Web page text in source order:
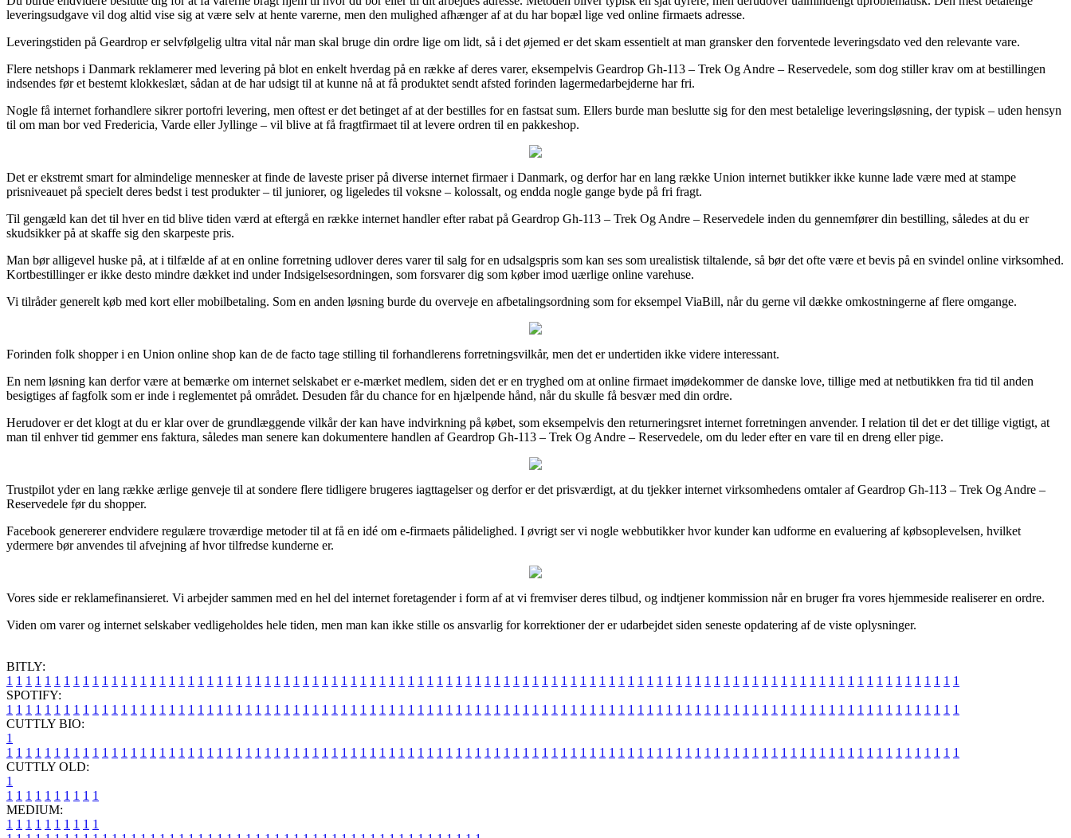
leveringsudgave vil dog altid vise sig at være selv at hente varerne, men den mulighed afhænger af at du har bopæl lige ved online firmaets adresse.
Leveringstiden på Geardrop er selvfølgelig ultra vital når man skal bruge din ordre lige om lidt, så i det øjemed er det skam essentielt at man gransker den forventede leveringsdato ved den relevante vare.
Flere netshops i Danmark reklamerer med levering på blot en enkelt hverdag på en række af deres varer, eksempelvis Geardrop Gh-113 – Trek Og Andre – Reservedele, som dog stiller krav om at bestillingen
indsendes før et bestemt klokkeslæt, sådan at de har udsigt til at kunne nå at få produktet sendt afsted forinden lagermedarbejderne har fri.
Nogle få internet forhandlere sikrer portofri levering, men oftest er det betinget af at der bestilles for en fastsat sum. Ellers burde man beslutte sig for den mest betalelige leveringsløsning, der typisk – uden hensyn
til om man bor ved Fredericia, Varde eller Jyllinge – vil blive at få fragtfirmaet til at levere ordren til en pakkeshop.
Det er ekstremt smart for almindelige mennesker at finde de laveste priser på diverse internet firmaer i Danmark, og derfor har en lang række Union internet butikker ikke kunne lade være med at stampe
prisniveauet på specielt deres bedst i test produkter – til juniorer, og ligeledes til voksne – kolossalt, og endda nogle gange byde på fri fragt.
Til gengæld kan det til hver en tid blive tiden værd at eftergå en række internet handler efter rabat på Geardrop Gh-113 – Trek Og Andre – Reservedele inden du gennemfører din bestilling, således at du er
skudsikker på at skaffe sig den skarpeste pris.
Man bør alligevel huske på, at i tilfælde af at en online forretning udlover deres varer til salg for en udsalgspris som kan ses som urealistisk tiltalende, så bør det ofte være et bevis på en svindel online virksomhed.
Kortbestillinger er ikke desto mindre dækket ind under Indsigelsesordningen, som forsvarer dig som køber imod uærlige online varehuse.
Vi tilråder generelt køb med kort eller mobilbetaling. Som en anden løsning burde du overveje en afbetalingsordning som for eksempel ViaBill, når du gerne vil dække omkostningerne af flere omgange.
Forinden folk shopper i en Union online shop kan de de facto tage stilling til forhandlerens forretningsvilkår, men det er undertiden ikke videre interessant.
En nem løsning kan derfor være at bemærke om internet selskabet er e-mærket medlem, siden det er en tryghed om at online firmaet imødekommer de danske love, tillige med at netbutikken fra tid til anden
besigtiges af fagfolk som er inde i reglementet på området. Desuden får du chance for en hjælpende hånd, når du skulle få besvær med din ordre.
Herudover er det klogt at du er klar over de grundlæggende vilkår der kan have indvirkning på købet, som eksempelvis den returneringsret internet forretningen anvender. I relation til det er det tillige vigtigt, at
man til enhver tid gemmer ens faktura, således man senere kan dokumentere handlen af Geardrop Gh-113 – Trek Og Andre – Reservedele, om du leder efter en vare til en dreng eller pige.
Trustpilot yder en lang række ærlige genveje til at sondere flere tidligere brugeres iagttagelser og derfor er det prisværdigt, at du tjekker internet virksomhedens omtaler af Geardrop Gh-113 – Trek Og Andre –
Reservedele før du shopper.
Facebook genererer endvidere regulære troværdige metoder til at få en idé om e-firmaets pålidelighed. I øvrigt ser vi nogle webbutikker hvor kunder kan udforme en evaluering af købsoplevelsen, hvilket
ydermere bør anvendes til afvejning af hvor tilfredse kunderne er.
Vores side er reklamefinansieret. Vi arbejder sammen med en hel del internet foretagender i form af at vi fremviser deres tilbud, og indtjener kommission når en bruger fra vores hjemmeside realiserer en ordre.
Viden om varer og internet selskaber vedligeholdes hele tiden, men man kan ikke stille os ansvarlig for korrektioner der er udarbejdet siden seneste opdatering af de viste oplysninger.
BITLY:
1 1 1 1 1 1 1 1 1 1 1 1 1 1 1 1 1 1 1 1 1 1 1 1 1 1 1 1 1 1 1 1 1 1 1 1 1 1 1 1 1 1 1 1 1 1 1 1 1 1 1 1 1 1 1 1 1 1 1 1 1 1 1 1 1 1 1 1 1 1 1 1 1 1 1 1 1 1 1 1 1 1 1 1 1 1 1 1 1 1 1 1 1 1 1 1 1 1 1 1
SPOTIFY:
1 1 1 1 1 1 1 1 1 1 1 1 1 1 1 1 1 1 1 1 1 1 1 1 1 1 1 1 1 1 1 1 1 1 1 1 1 1 1 1 1 1 1 1 1 1 1 1 1 1 1 1 1 1 1 1 1 1 1 1 1 1 1 1 1 1 1 1 1 1 1 1 1 1 1 1 1 1 1 1 1 1 1 1 1 1 1 1 1 1 1 1 1 1 1 1 1 1 1 1
CUTTLY BIO:
1
1 1 1 1 1 1 1 1 1 1 1 1 1 1 1 1 1 1 1 1 1 1 1 1 1 1 1 1 1 1 1 1 1 1 1 1 1 1 1 1 1 1 1 1 1 1 1 1 1 1 1 1 1 1 1 1 1 1 1 1 1 1 1 1 1 1 1 1 1 1 1 1 1 1 1 1 1 1 1 1 1 1 1 1 1 1 1 1 1 1 1 1 1 1 1 1 1 1 1 1
CUTTLY OLD:
1
1 1 1 1 1 1 1 1 1 1
MEDIUM:
1 1 1 1 1 1 1 1 1 1